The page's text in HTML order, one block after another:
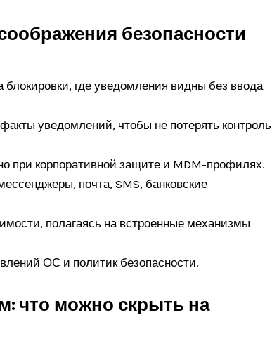
безопасности
где уведомления видны без ввода
уведомлений, чтобы не потерять контроль
при корпоративной защите и MDM-профилях.
почта, SMS, банковские
полагаясь на встроенные механизмы
ОС и политик безопасности.
что можно скрыть на